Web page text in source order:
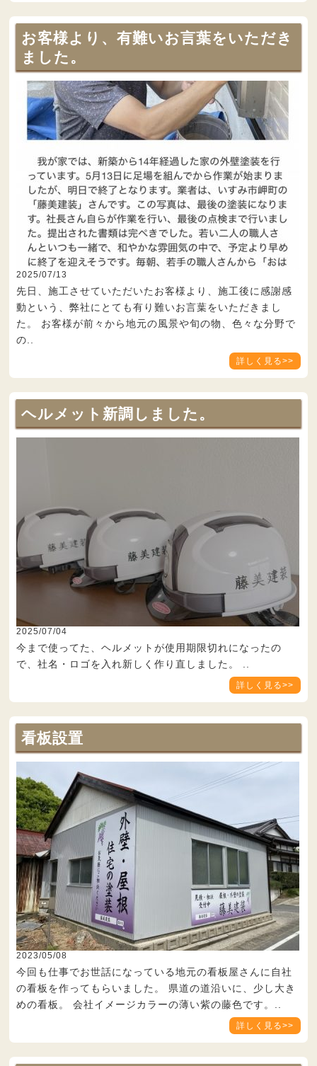
お客様より、有難いお言葉をいただき
ました。
2025/07/13
先日、施工させていただいたお客様より、施工後に感謝感
動という、弊社にとても有り難いお言葉をいただきまし
た。 お客様が前々から地元の風景や旬の物、色々な分野で
の..
詳しく見る>>
ヘルメット新調しました。
2025/07/04
今まで使ってた、ヘルメットが使用期限切れになったの
で、社名・ロゴを入れ新しく作り直しました。 ..
詳しく見る>>
看板設置
2023/05/08
今回も仕事でお世話になっている地元の看板屋さんに自社
の看板を作ってもらいました。 県道の道沿いに、少し大き
めの看板。 会社イメージカラーの薄い紫の藤色です。..
詳しく見る>>